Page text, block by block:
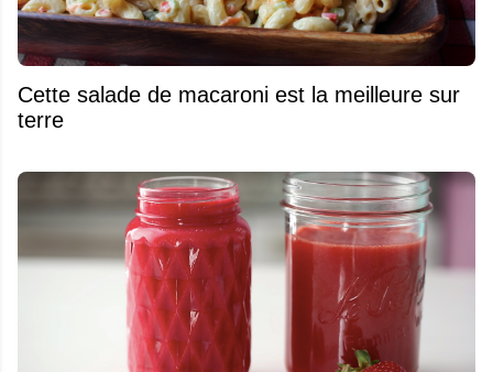
Cette salade de macaroni est la meilleure sur
terre